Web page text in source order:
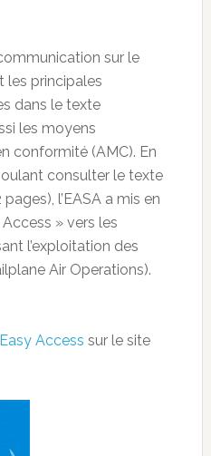
sur le
les principales
dans le texte
les moyens
conformité (AMC). En
consulter le texte
l’EASA a mis en
» vers les
l’exploitation des
Air Operations).
Access sur le site